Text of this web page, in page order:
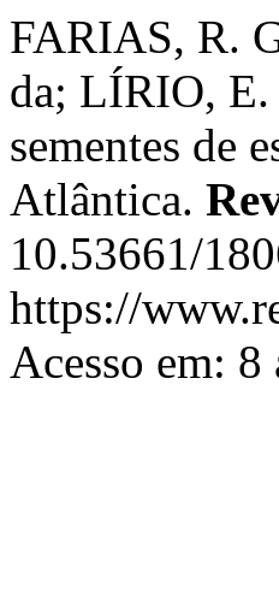
FARIAS, R.
da; LÍRIO, E.
sementes de
Atlântica.
10.53661/
https://
Acesso em: 8